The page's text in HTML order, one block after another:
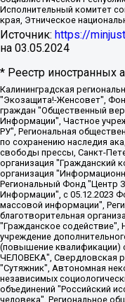
Исполнительный комитет
края, Этническое
Источник: https://
на 03.05.2024
* Реестр иностранных
Калининградская региональная общественная организация "Экозащита!-Женсовет", Фонд содействия защите прав и свобод граждан "Общественный вердикт", Фонд "Институт Развития Свободы Информации", Частное учреждение "Информационное агентство МЕМО. РУ", Региональная общественная организация "Общественная комиссия по сохранению наследия академика Сахарова", Фонд поддержки свободы прессы, Санкт-Петербургская общественная правозащитная организация "Гражданский контроль", Межрегиональная общественная организация "Информационно-просветительский центр "Мемориал", Региональный Фонд "Центр Защиты Прав Средств Массовой Информации", с 05.12.2023 Фонд "Центр Защиты Прав Средств массовой информации", Региональная общественная благотворительная организация помощи беженцам и мигрантам "Гражданское содействие", Негосударственное образовательное учреждение дополнительного профессионального образования (повышение квалификации) специалистов "АКАДЕМИЯ ПО ПРАВАМ ЧЕЛОВЕКА", Свердловская региональная общественная организация "Сутяжник", Автономная некоммерческая организация "Центр независимых социологических исследований", Союз общественных объединений "Российский исследовательский центр по правам человека", Региональное общественное учреждение научно-информационный центр "МЕМОРИАЛ", Некоммерческая организация "Фонд защиты гласности", Автономная некоммерческая организация "Институт прав человека", Городская общественная организация "Екатеринбургское общество "МЕМОРИАЛ", Городская общественная организация "Рязанское историко-просветительское и правозащитное общество "Мемориал" (Рязанский Мемориал), Челябинский региональный орган общественной самодеятельности – женское общественное объединение "Женщины Евразии", Челябинский региональный орган общественной самодеятельности "Уральская правозащитная группа", Фонд содействия защите здоровья и социальной справедливости имени Андрея Рылькова, Автономная Некоммерческая Организация "Аналитический Центр Юрия Левады", Автономная некоммерческая организация социальной поддержки населения "Проект Апрель", Региональная общественная организация помощи женщинам и детям, находящимся в кризисной ситуации "Информационно-методический центр "Анна", Фонд содействия развитию массовых коммуникаций и правовому просвещению "Так-так-Так", Фонд содействия устойчивому развитию "Серебряная тайга", Свердловский региональный общественный фонд социальных проектов "Новое время", "Idel.Реалии", Кавказ.Реалии, Крым.Реалии, Телеканал Настоящее Время, Татаро-башкирская служба Радио Свобода (Azatliq Radiosi), Радио Свободная Европа/Радио Свобода (PCE/PC), "Сибирь.Реалии", "Фактограф", Благотворительный фонд помощи осужденным и их семьям, Автономная некоммерческая организация "Институт глобализации и социальных движений", Фонд "В защиту прав заключенных", Частное учреждение "Центр поддержки и содействия развитию средств массовой информации", Пензенский региональный общественный благотворительный фонд "Гражданский союз", "Север.Реалии", Некоммерческая организация Фонд "Правовая инициатива", Общество с ограниченной ответственностью "Радио Свободная Европа/Радио Свобода", Чешское информационное агентство "MEDIUM-ORIENT", Красноярская региональная общественная организация "Мы против СПИДа", Камалягин Денис Николаевич, Маркелов Сергей Евгеньевич, Пономарев Лев Александрович, Савицкая Людмила Алексеевна, Автономная некоммерческая организация "Центр по работе с проблемой насилия "НАСИЛИЮ.НЕТ", Межрегиональный профессиональный союз работников здравоохранения "Альянс врачей", Юридическое лицо, зарегистрированное в Латвийской Республике, SIA "Medusa Project" (регистрационный номер 40103797863, дата регистрации 10.06.2014), Некоммерческая организация "Фонд по борьбе с коррупцией", Автономная некоммерческая организация "Институт права и публичной политики", Баданин Роман Сергеевич, Гликин Максим Александрович, Железнова Мария Михайловна, Лукьянова Юлия Сергеевна, Маетная Елизавета Витальевна, Маняхин Петр Борисович, Чуракова Ольга Владимировна, Ярош Юлия Петровна, Юридическое лицо "The Insider SIA", зарегистрированное в Риге, Латвийская Республика (дата регистрации 26.06.2015), являющееся администратором доменного имени интернет-издания "The Insider SIA", https://theins.ru, Постернак Алексей Евгеньевич, Рубин Михаил Аркадьевич, Анин Роман Александрович, Юридическое лицо Istories fonds, зарегистрированное в Латвийской Республике (регистрационный номер 50008295751, дата регистрации 24.02.2020), Великовский Дмитрий Александрович, Долинина Ирина Николаевна, Мароховская Алеся Алексеевна, Шлейнов Роман Юрьевич, Шмагун Олеся Валентиновна, Общество с ограниченной ответственностью "Альтаир 2021", Общество с ограниченной ответственностью "Вега 2021", Общество с